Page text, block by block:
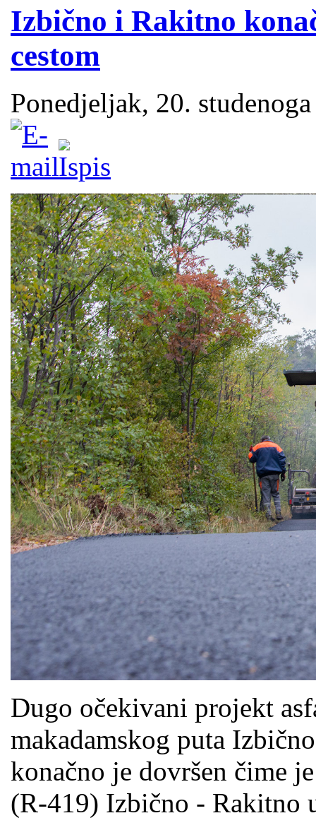
Izbično i Rakitno
cestom
Ponedjeljak, 20.
Dugo očekivani projekt
makadamskog puta
konačno je dovršen čime
(R-419) Izbično - Rakitno